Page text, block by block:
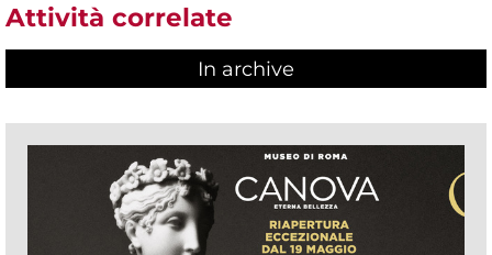
Attività correlate
In archive